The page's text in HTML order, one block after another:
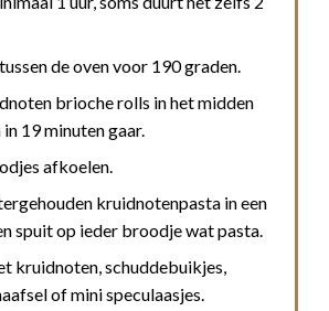
de oven voor 190 graden.
brioche rolls in het midden
in 19 minuten gaar.
afkoelen.
kruidnotenpasta in een
spuit op ieder broodje wat pasta.
kruidnoten, schuddebuikjes,
of mini speculaasjes.